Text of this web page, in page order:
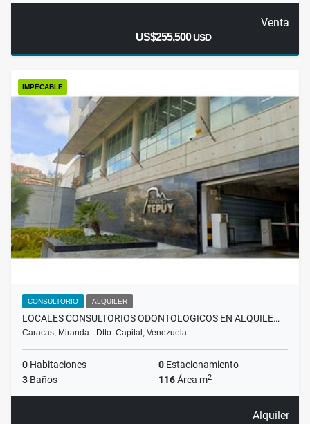
Venta
US$255,500USD
IMPECABLE
CONSULTORIO ALQUILER
LOCALES CONSULTORIOS ODONTOLOGICOS EN ALQUILE…
Caracas, Miranda - Dtto. Capital, Venezuela
0 Habitaciones 0 Estacionamiento
3 Baños 116Área m2
Alquiler